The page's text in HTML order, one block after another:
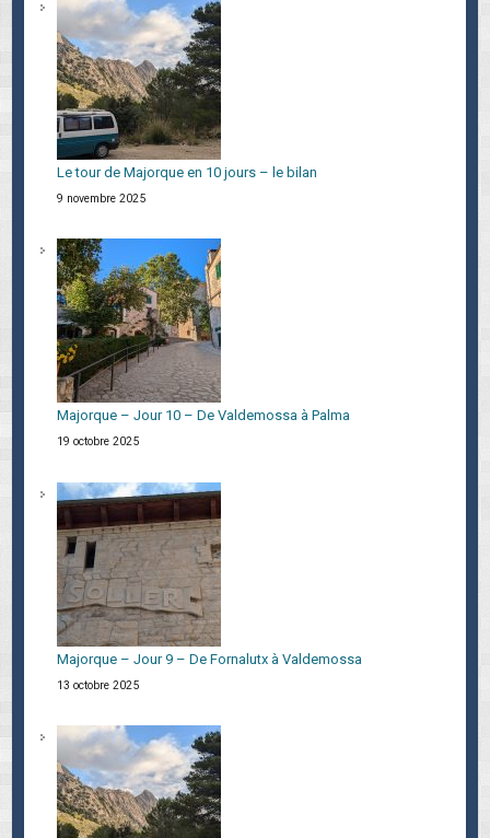
Le tour de Majorque en 10 jours – le bilan
9 novembre 2025
Majorque – Jour 10 – De Valdemossa à Palma
19 octobre 2025
Majorque – Jour 9 – De Fornalutx à Valdemossa
13 octobre 2025